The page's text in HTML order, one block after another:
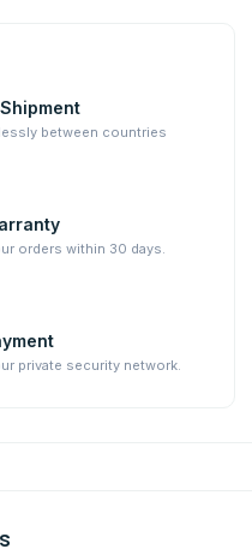
between countries
orders within 30 days.
private security network.